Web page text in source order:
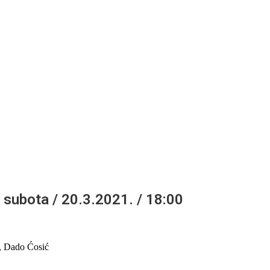
/ 20.3.2021. / 18:00
Dado Ćosić